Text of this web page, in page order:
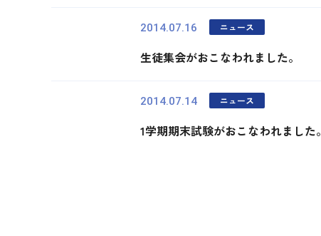
2014.07.16 ニュース
生徒集会がおこなわれました。
2014.07.14 ニュース
1学期期末試験がおこなわれました。